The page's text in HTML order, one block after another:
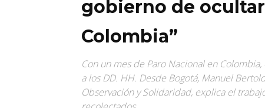
gobierno de
Colombia”
Con un mes de Paro Nacional en
a los DD. HH. Desde Bogotá, Manuel
Observación y Solidaridad, explica el